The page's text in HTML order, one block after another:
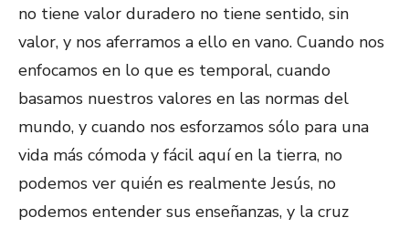
no tiene valor duradero no tiene sentido, sin
valor, y nos aferramos a ello en vano. Cuando nos
enfocamos en lo que es temporal, cuando
basamos nuestros valores en las normas del
mundo, y cuando nos esforzamos sólo para una
vida más cómoda y fácil aquí en la tierra, no
podemos ver quién es realmente Jesús, no
podemos entender sus enseñanzas, y la cruz